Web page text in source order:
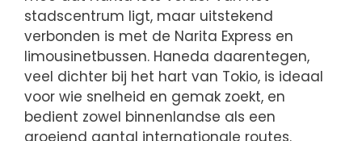
stadscentrum ligt, maar uitstekend
verbonden is met de Narita Express en
limousinetbussen. Haneda daarentegen,
veel dichter bij het hart van Tokio, is ideaal
voor wie snelheid en gemak zoekt, en
bedient zowel binnenlandse als een
groeiend aantal internationale routes.